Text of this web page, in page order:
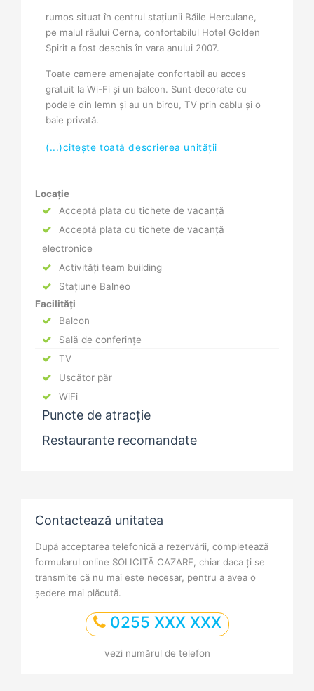
rumos situat în centrul staţiunii Băile Herculane,
pe malul râului Cerna, confortabilul Hotel Golden
Spirit a fost deschis în vara anului 2007.
Toate camere amenajate confortabil au acces
gratuit la Wi-Fi şi un balcon. Sunt decorate cu
podele din lemn şi au un birou, TV prin cablu şi o
baie privată.
(...)citește toată descrierea unității
Locație
Acceptă plata cu tichete de vacanță
Acceptă plata cu tichete de vacanță
electronice
Activități team building
Stațiune Balneo
Facilități
Balcon
Sală de conferințe
TV
Uscător păr
WiFi
Puncte de atracție
Restaurante recomandate
Contactează unitatea
După acceptarea telefonică a rezervării, completează
formularul online SOLICITĂ CAZARE, chiar daca ți se
transmite că nu mai este necesar, pentru a avea o
ședere mai plăcută.
0255 XXX XXX
vezi numărul de telefon